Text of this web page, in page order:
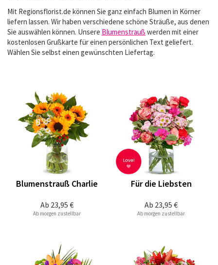
Mit Regionsflorist.de können Sie ganz einfach Blumen in Körner
liefern lassen. Wir haben verschiedene schöne Sträuße, aus denen
Sie auswählen können. Unsere Blumenstrauß werden mit einer
kostenlosen Grußkarte für einen persönlichen Text geliefert.
Wählen Sie selbst einen gewünschten Liefertag.
Ab 23,95 €
Blumenstrauß Charlie
Ab morgen zustellbar
Ab 23,95 €
Für die Liebsten
Ab morgen zustellbar